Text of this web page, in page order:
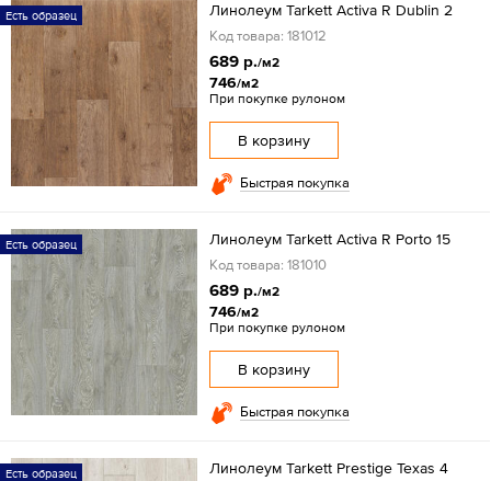
Есть образец Линолеум Tarkett Activa R Dublin 2
Код товара: 181012
689 р./м2
746/м2
При покупке рулоном
В корзину
Быстрая покупка
Есть образец Линолеум Tarkett Activa R Porto 15
Код товара: 181010
689 р./м2
746/м2
При покупке рулоном
В корзину
Быстрая покупка
Есть образец Линолеум Tarkett Prestige Texas 4